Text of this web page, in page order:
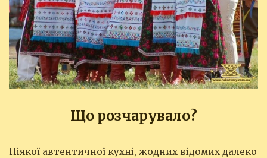
Що розчарувало?
Ніякої автентичної кухні, жодних відомих далеко